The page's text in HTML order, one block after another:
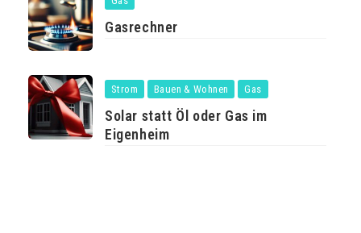
Gasrechner
Strom Bauen & Wohnen Gas
Solar statt Öl oder Gas im
Eigenheim